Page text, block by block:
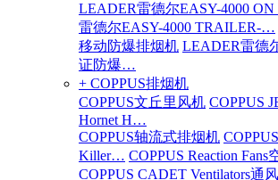
LEADER雷德尔EASY-4000
雷德尔EASY-4000 TRAILER-…
移动防爆排烟机 LEADER雷德
证防爆…
+ COPPUS排烟机
COPPUS文丘里风机 COPPUS
Hornet H…
COPPUS轴流式排烟机
Killer… COPPUS Reaction
COPPUS CADET Ventilators通